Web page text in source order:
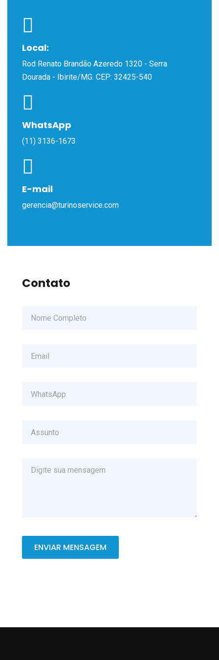
Contato
ENVIAR MENSAGEM
Local:
Rod Renato Brandão Azeredo 1320 - Serra
Dourada - Ibirite/MG. CEP: 32425-540
WhatsApp
(11) 3136-1673
E-mail
gerencia@turinoservice.com